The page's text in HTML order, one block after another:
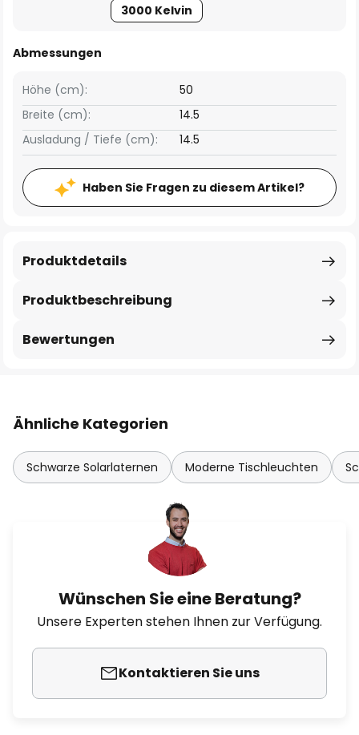
3000 Kelvin
Abmessungen
Breite (cm): 14.5
Höhe (cm): 50
Ausladung / Tiefe (cm): 14.5
Haben Sie Fragen zu diesem Artikel?
Produktbeschreibung
Produktdetails
Bewertungen
Ähnliche Kategorien
Schwarze Solarlaternen Moderne Tischleuchten
Wünschen Sie eine Beratung?
Unsere Experten stehen Ihnen zur Verfügung.
Kontaktieren Sie uns